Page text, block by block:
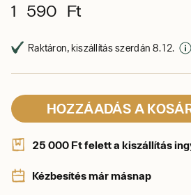
1 590 Ft
Raktáron, kiszállítás szerdán 8. 12.
HOZZÁADÁS A
25 000 Ft felett a kiszállítás
Kézbesítés már másnap